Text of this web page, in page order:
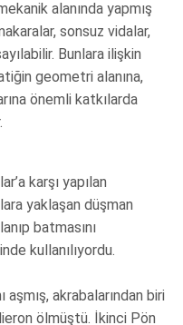
alanında yapmış
sonsuz vidalar,
Bunlara ilişkin
geometri alanına,
önemli katkılarda
karşı yapılan
yaklaşan düşman
batmasını
kullanılıyordu.
aşmış, akrabalarından biri
ölmüştü. İkinci Pön